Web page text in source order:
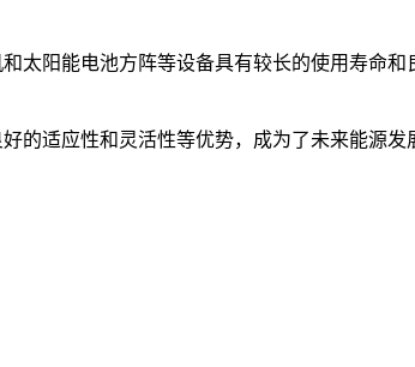
太阳能电池方阵等设备具有较长的使用寿命
的适应性和灵活性等优势，成为了未来能源发